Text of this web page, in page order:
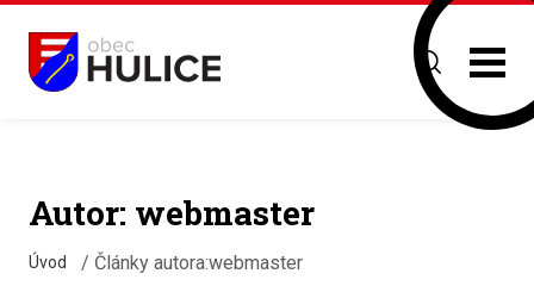
Autor: webmaster
Úvod / Články autora:webmaster